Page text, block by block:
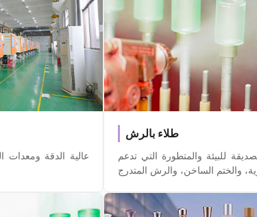
طلاء بالرش
للبيئة والمتطورة التي تدعم